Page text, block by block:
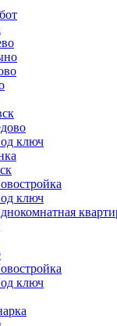
ключ
ключ
ключ